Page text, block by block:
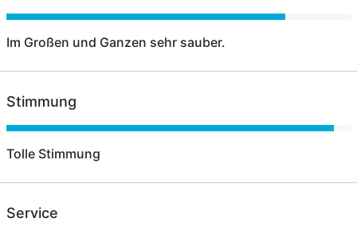
Im Großen und Ganzen sehr sauber.
Stimmung
Tolle Stimmung
Service